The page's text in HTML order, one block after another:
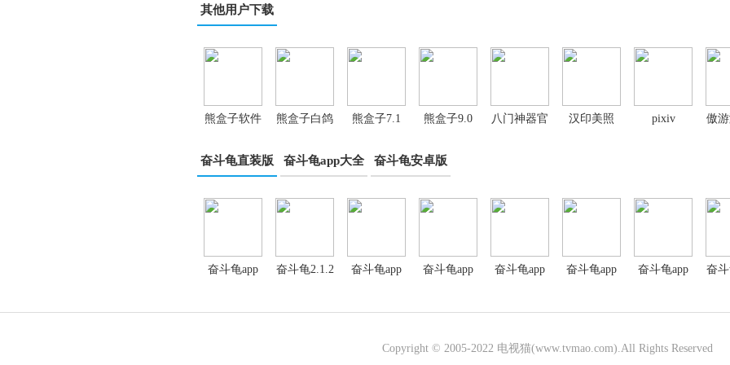
其他用户下载
熊盒子软件
库
熊盒子白鸽
软件库
熊盒子7.1 熊盒子9.0 八门神器官 汉印美照 pixiv 傲
奋斗龟直装版 奋斗龟app大全 奋斗龟安卓版
奋斗龟app 奋斗龟2.1.2 奋斗龟app 奋斗龟app 奋斗龟app 奋斗龟app 奋斗龟app 奋
Copyright © 2005-2022 电视猫(www.tvmao.com).All Rights Reserved